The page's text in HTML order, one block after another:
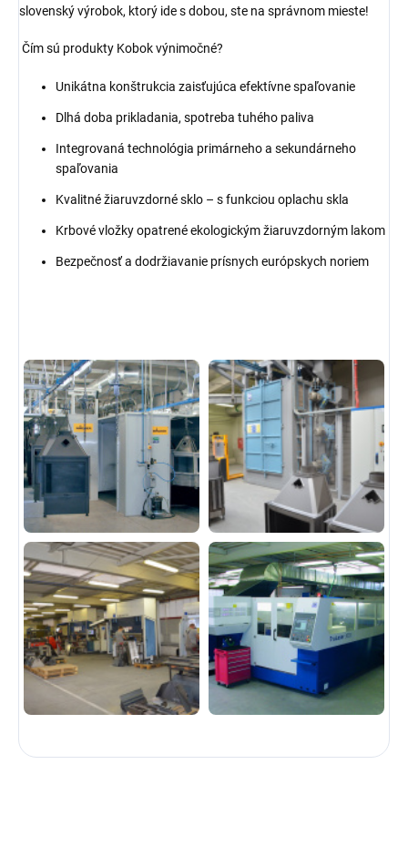
slovenský výrobok, ktorý ide s dobou, ste na správnom mieste!
Čím sú produkty Kobok výnimočné?
Unikátna konštrukcia zaisťujúca efektívne spaľovanie
Dlhá doba prikladania, spotreba tuhého paliva
Integrovaná technológia primárneho a sekundárneho
spaľovania
Kvalitné žiaruvzdorné sklo – s funkciou oplachu skla
Krbové vložky opatrené ekologickým žiaruvzdorným lakom
Bezpečnosť a dodržiavanie prísnych európskych noriem